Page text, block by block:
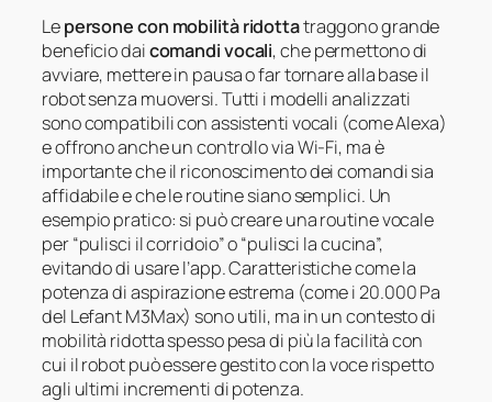
Lepersone con mobilità ridottatraggono grande
beneficio daicomandi vocali, che permettono di
avviare, mettere in pausa o far tornare alla base il
robot senza muoversi. Tutti i modelli analizzati
sono compatibili con assistenti vocali (come Alexa)
e offrono anche un controllo via Wi-Fi, ma è
importante che il riconoscimento dei comandi sia
affidabile e che le routine siano semplici. Un
esempio pratico: si può creare una routine vocale
per “pulisci il corridoio” o “pulisci la cucina”,
evitando di usare l’app. Caratteristiche come la
potenza di aspirazione estrema (come i 20.000 Pa
del Lefant M3Max) sono utili, ma in un contesto di
mobilità ridotta spesso pesa di più la facilità con
cui il robot può essere gestito con la voce rispetto
agli ultimi incrementi di potenza.